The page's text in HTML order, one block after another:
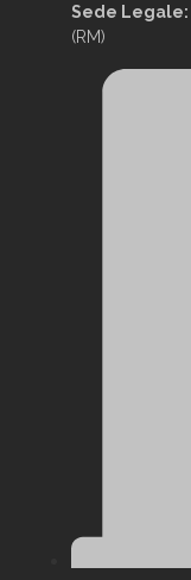
Sede Legale:
(RM)